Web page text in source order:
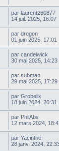
par laurent260877
14 juil. 2025, 16:07
par drogon
01 juin 2025, 17:01
par candelwick
30 mai 2025, 14:23
par subman
29 mai 2025, 17:29
par Grobelix
18 juin 2024, 20:31
par PhilAbs
12 mars 2024,
par Yacinthe
28 janv. 2024,